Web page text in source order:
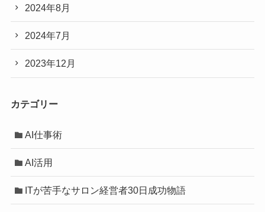
2024年8月
2024年7月
2023年12月
カテゴリー
AI仕事術
AI活用
ITが苦手なサロン経営者30日成功物語